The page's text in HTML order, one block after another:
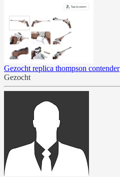
Gezocht replica thompson contender
Gezocht